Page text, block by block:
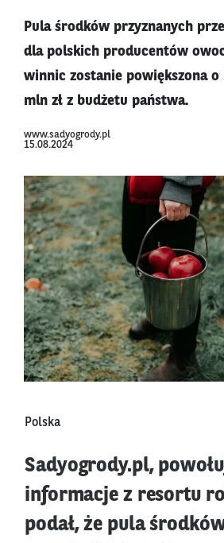
Pula środków przyznanych
dla polskich producentów
winnic zostanie powiększona
mln zł z budżetu państwa.
www.sadyogrody.pl
15.08.2024
Polska
Sadyogrody.pl,
informacje z resortu
podał, że pula